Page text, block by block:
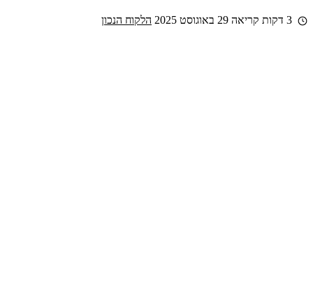
29 באוגוסט 2025 הלקוח הנכון